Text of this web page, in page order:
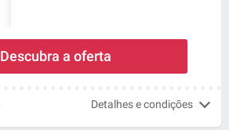
Descubra a oferta
Detalhes e condições